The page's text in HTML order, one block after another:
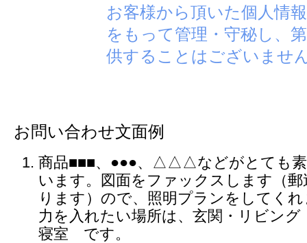
お客様から頂いた個人情
をもって管理・守秘し、
供することはございませ
お問い合わせ文面例
商品■■■、●●●、△△△などがとても素
います。図面をファックスします（
ります）ので、照明プランをしてく
力を入れたい場所は、玄関・リビン
寝室 です。